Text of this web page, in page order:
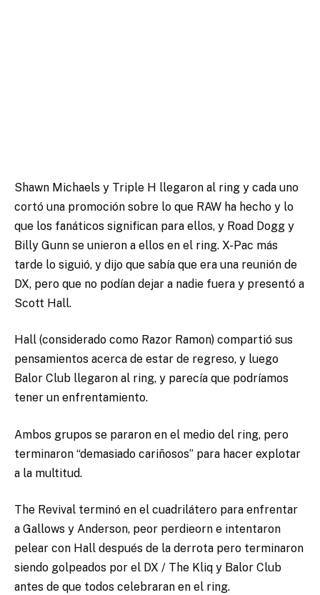
Shawn Michaels y Triple H llegaron al ring y cada uno
cortó una promoción sobre lo que RAW ha hecho y lo
que los fanáticos significan para ellos, y Road Dogg y
Billy Gunn se unieron a ellos en el ring. X-Pac más
tarde lo siguió, y dijo que sabía que era una reunión de
DX, pero que no podían dejar a nadie fuera y presentó a
Scott Hall.
Hall (considerado como Razor Ramon) compartió sus
pensamientos acerca de estar de regreso, y luego
Balor Club llegaron al ring, y parecía que podríamos
tener un enfrentamiento.
Ambos grupos se pararon en el medio del ring, pero
terminaron “demasiado cariñosos” para hacer explotar
a la multitud.
The Revival terminó en el cuadrilátero para enfrentar
a Gallows y Anderson, peor perdieorn e intentaron
pelear con Hall después de la derrota pero terminaron
siendo golpeados por el DX / The Kliq y Balor Club
antes de que todos celebraran en el ring.